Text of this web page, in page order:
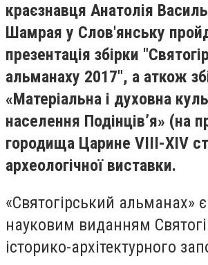
краєзнавця Анатолія
Шамрая у Слов'янську
презентація збірки
альманаху 2017", а аткож
«Матеріальна і духовна
населення Подінців’я» (на
городища Царине VIII-XIV
археологічної виставки.
«Святогірський альманах»
науковим виданням
історико-архітектурного